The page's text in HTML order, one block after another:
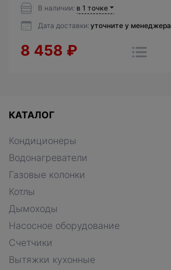
В наличии: в 1 точке
Дата доставки: уточните у менеджера
8 458 ₽
КАТАЛОГ
Кондиционеры
Водонагреватели
Газовые колонки
Котлы
Дымоходы
Насосное оборудование
Счетчики
Вытяжки кухонные